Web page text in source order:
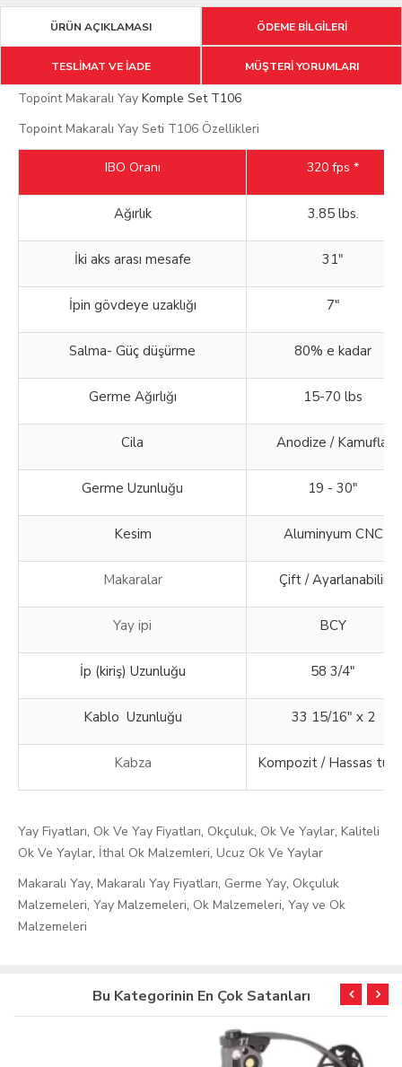
ÜRÜN AÇIKLAMASI ÖDEME BİLGİLERİ
TESLİMAT VE İADE MÜŞTERİ YORUMLARI
Topoint Makaralı Yay Komple Set T106
Topoint Makaralı Yay Seti T106 Özellikleri
IBO Oranı 320 fps *
Ağırlık 3.85 lbs.
İki aks arası mesafe 31"
İpin gövdeye uzaklığı 7"
Salma- Güç düşürme 80% e kadar
Germe Ağırlığı 15-70 lbs
Cila Anodize / Kamuflaj
Germe Uzunluğu 19 - 30"
Kesim Aluminyum CNC
Makaralar Çift / Ayarlanabilir
Yay ipi BCY
İp (kiriş) Uzunluğu 58 3/4"
Kablo Uzunluğu 33 15/16" x 2
Kabza Kompozit / Hassas
Yay Fiyatları, Ok Ve Yay Fiyatları, Okçuluk, Ok Ve Yaylar, Kaliteli
Ok Ve Yaylar, İthal Ok Malzemleri, Ucuz Ok Ve Yaylar
Makaralı Yay, Makaralı Yay Fiyatları, Germe Yay, Okçuluk
Malzemeleri, Yay Malzemeleri, Ok Malzemeleri, Yay ve Ok
Malzemeleri
Bu Kategorinin En Çok Satanları